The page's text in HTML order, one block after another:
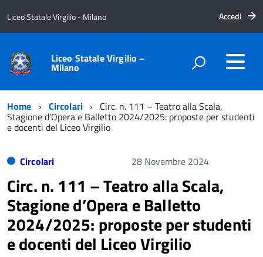
Liceo Statale Virgilio - Milano Accedi
Liceo Statale Virgilio –
Milano
Home Circolari Circ. n. 111 – Teatro alla Scala,
Stagione d’Opera e Balletto 2024/2025: proposte per studenti
e docenti del Liceo Virgilio
Circolari 28 Novembre 2024
Circ. n. 111 – Teatro alla Scala,
Stagione d’Opera e Balletto
2024/2025: proposte per studenti
e docenti del Liceo Virgilio